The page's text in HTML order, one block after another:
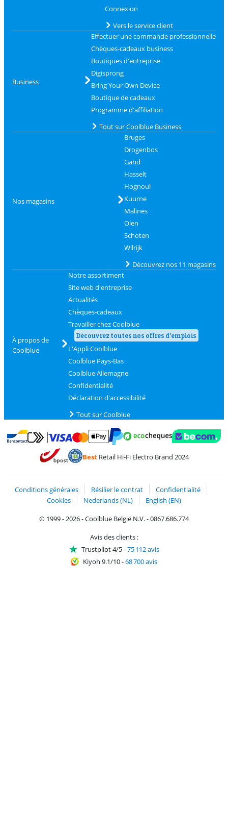
Connexion
Vers le service client
Business
Effectuer une commande professionnelle
Chèques-cadeaux business
Boutiques d'entreprise
Digisprong
Bring Your Own Device
Boutique de cadeaux
Programme d'affiliation
Tout sur Coolblue Business
Nos magasins
Bruges
Drogenbos
Gand
Hasselt
Hognoul
Kuurne
Malines
Olen
Schoten
Wilrijk
Découvrez nos 11 magasins
À propos de
Coolblue
Notre assortiment
Site web d'entreprise
Actualités
Chèques-cadeaux
Travailler chez Coolblue
Découvrez toutes nos offres d'emplois
L'Appli Coolblue
Coolblue Pays-Bas
Coolblue Allemagne
Confidentialité
Déclaration d'accessibilité
Tout sur Coolblue
Payer avec Bancontact
Payer avec MasterCard et Visa via ClickToPay
Payer avec PayPal
BestRetail Hi-Fi Electro Brand 2024
Conditions générales Résilier le contrat
Confidentialité
Cookies
Nederlands (NL)
English (EN)
© 1999 - 2026 - Coolblue België N.V. - 0867.686.774
Avis des clients :
Trustpilot 4/5-75 112 avis
Kiyoh 9.1/10-68 700 avis